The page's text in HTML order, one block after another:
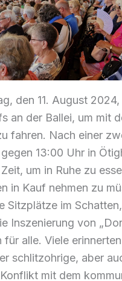
den 11. August
an der Ballei, um mit
fahren. Nach einer
13:00 Uhr in
um in Ruhe zu
in Kauf nehmen zu
Sitzplätze im
Inszenierung von
für alle. Viele
schlitzohrige, aber
mit dem